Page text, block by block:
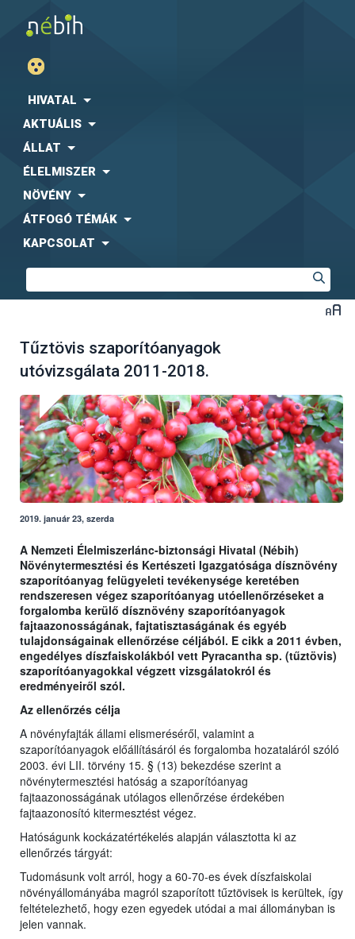
HIVATAL
AKTUÁLIS
ÁLLAT
ÉLELMISZER
NÖVÉNY
ÁTFOGÓ TÉMÁK
KAPCSOLAT
Tűztövis szaporítóanyagok
utóvizsgálata 2011-2018.
2019. január 23, szerda
A Nemzeti Élelmiszerlánc-biztonsági Hivatal (Nébih)
Növénytermesztési és Kertészeti Igazgatósága dísznövény
szaporítóanyag felügyeleti tevékenysége keretében
rendszeresen végez szaporítóanyag utóellenőrzéseket a
forgalomba kerülő dísznövény szaporítóanyagok
fajtaazonosságának, fajtatisztaságának és egyéb
tulajdonságainak ellenőrzése céljából. E cikk a 2011 évben,
engedélyes díszfaiskolákból vett Pyracantha sp. (tűztövis)
szaporítóanyagokkal végzett vizsgálatokról és
eredményeiről szól.
Az ellenőrzés célja
A növényfajták állami elismeréséről, valamint a
szaporítóanyagok előállításáról és forgalomba hozataláról szóló
2003. évi LII. törvény 15. § (13) bekezdése szerint a
növénytermesztési hatóság a szaporítóanyag
fajtaazonosságának utólagos ellenőrzése érdekében
fajtaazonosító kitermesztést végez.
Hatóságunk kockázatértékelés alapján választotta ki az
ellenőrzés tárgyát:
Tudomásunk volt arról, hogy a 60-70-es évek díszfaiskolai
növényállományába magról szaporított tűztövisek is kerültek, így
feltételezhető, hogy ezen egyedek utódai a mai állományban is
jelen vannak.